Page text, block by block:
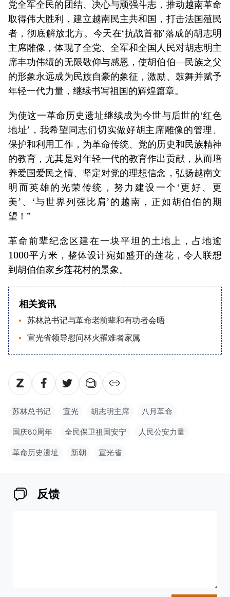
党全军全民的团结、决心与顽强斗志，推动越南革命
取得伟大胜利，建立越南民主共和国，打击法国殖民
者，彻底解放北方。今天在‘抗战首都’落成的胡志明
主席雕像，体现了全党、全军和全国人民对胡志明主
席丰功伟绩的无限敬仰与感恩，使胡伯伯—民族之父
的形象永远成为民族自豪的象征，激励、鼓舞并赋予
年轻一代力量，继续书写祖国的辉煌篇章。
为使这一革命历史遗址继续成为今世与后世的‘红色
地址’，我希望同志们切实做好胡主席雕像的管理、
保护和利用工作，为革命传统、党的历史和民族精神
的教育，尤其是对年轻一代的教育作出贡献，从而培
养爱国爱民之情、坚定对党的理想信念，弘扬越南文
明而英雄的光荣传统，努力建设一个‘更好、更
美’、‘与世界列强比肩’的越南，正如胡伯伯的期
望！”
革命前辈纪念区建在一块平坦的土地上，占地逾
1000平方米，整体设计宛如盛开的莲花，令人联想
到胡伯伯家乡莲花村的景象。
相关资讯
苏林总书记与革命老前辈和有功者会晤
宣光省领导慰问林火罹难者家属
苏林总书记 宣光 胡志明主席 八月革命
国庆80周年 全民保卫祖国安宁 人民公安力量
革命历史遗址 新朝 宣光省
反馈